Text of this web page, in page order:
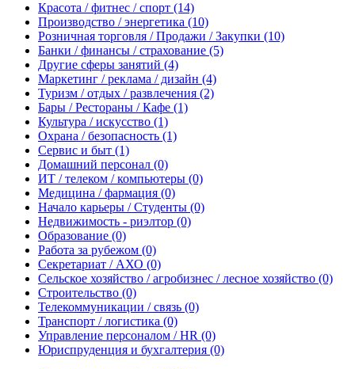
Красота / фитнес / спорт (14)
Производство / энергетика (10)
Розничная торговля / Продажи / Закупки (10)
Банки / финансы / страхование (5)
Другие сферы занятий (4)
Маркетинг / реклама / дизайн (4)
Туризм / отдых / развлечения (2)
Бары / Рестораны / Кафе (1)
Культура / искусство (1)
Охрана / безопасность (1)
Сервис и быт (1)
Домашний персонал (0)
ИТ / телеком / компьютеры (0)
Медицина / фармация (0)
Начало карьеры / Студенты (0)
Недвижимость - риэлтор (0)
Образование (0)
Работа за рубежом (0)
Секретариат / АХО (0)
Сельское хозяйство / агробизнес / лесное хозяйство (0)
Строительство (0)
Телекоммуникации / связь (0)
Транспорт / логистика (0)
Управление персоналом / HR (0)
Юриспруденция и бухгалтерия (0)